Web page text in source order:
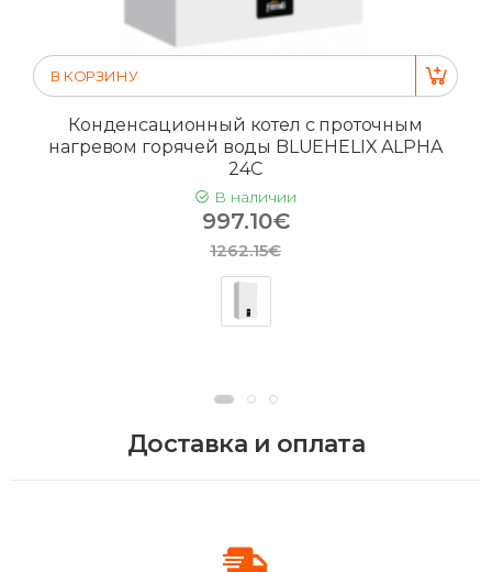
В КОРЗИНУ
Конденсационный котел с проточным
нагревом горячей воды BLUEHELIX ALPHA
24C
В наличии
997.10€
1262.15€
Доставка и оплата